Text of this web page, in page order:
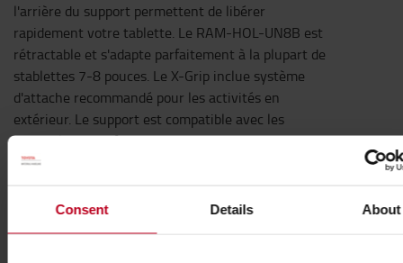
Consent Details About
l'arrière du support permettent de libérer
rapidement votre tablette. Le RAM-HOL-UN8B est
rétractable et s'adapte parfaitement à la plupart de
stablettes 7-8 pouces. Le X-Grip inclue système
d'attache recommandé pour les activités en
extérieur. Le support est compatible avec les
appareils portatifs qui correspondent aux
dimensions indiquées ci-dessous. Il est important
coque, sa housse ou sans accessoire pour régler le